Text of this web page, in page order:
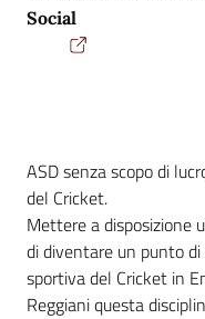
Social
ASD senza scopo di
del Cricket.
Mettere a disposizione
di diventare un punto
sportiva del Cricket in
Reggiani questa